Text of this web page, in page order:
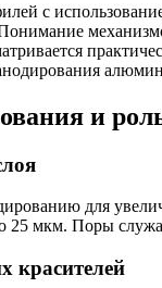
с
и
для
25 мкм. Поры
красителей